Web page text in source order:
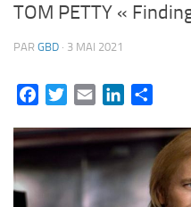
TOM PETTY «
PAR GBD · 3 MAI 2021
FacebookTwitterEmail LinkedIn